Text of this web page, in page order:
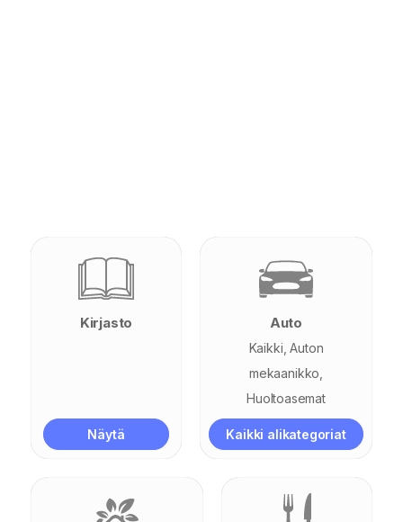
Kirjasto
Näytä
Auto
Kaikki Auton
mekaanikko
Huoltoasemat
Kaikki alikategoriat